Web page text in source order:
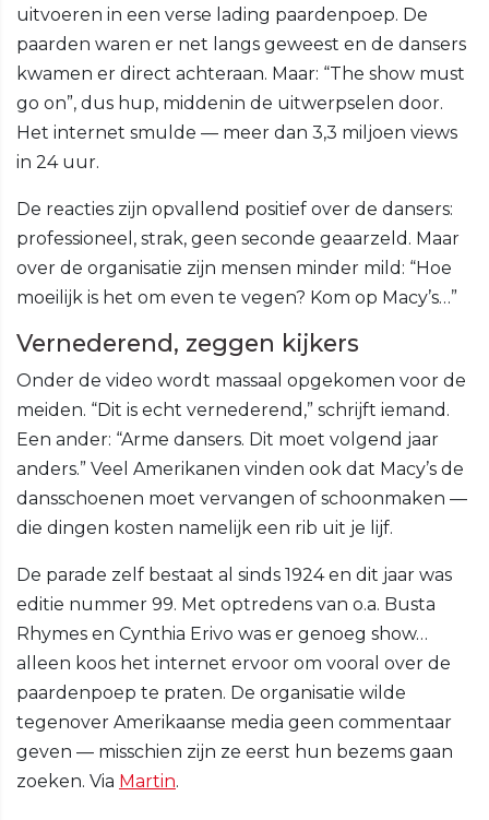
uitvoeren in een verse lading paardenpoep. De
paarden waren er net langs geweest en de dansers
kwamen er direct achteraan. Maar: “The show must
go on”, dus hup, middenin de uitwerpselen door.
Het internet smulde — meer dan 3,3 miljoen views
in 24 uur.
De reacties zijn opvallend positief over de dansers:
professioneel, strak, geen seconde geaarzeld. Maar
over de organisatie zijn mensen minder mild: “Hoe
moeilijk is het om even te vegen? Kom op Macy’s…”
Vernederend, zeggen kijkers
Onder de video wordt massaal opgekomen voor de
meiden. “Dit is echt vernederend,” schrijft iemand.
Een ander: “Arme dansers. Dit moet volgend jaar
anders.” Veel Amerikanen vinden ook dat Macy’s de
dansschoenen moet vervangen of schoonmaken —
die dingen kosten namelijk een rib uit je lijf.
De parade zelf bestaat al sinds 1924 en dit jaar was
editie nummer 99. Met optredens van o.a. Busta
Rhymes en Cynthia Erivo was er genoeg show…
alleen koos het internet ervoor om vooral over de
paardenpoep te praten. De organisatie wilde
tegenover Amerikaanse media geen commentaar
geven — misschien zijn ze eerst hun bezems gaan
zoeken. Via Martin.